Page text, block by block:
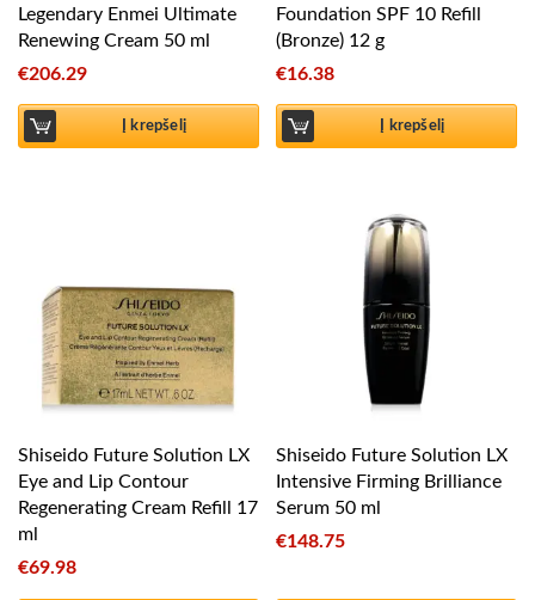
Legendary Enmei Ultimate
Renewing Cream 50 ml
€206.29
Į krepšelį
Foundation SPF 10 Refill
(Bronze) 12 g
€16.38
Į krepšelį
Shiseido Future Solution LX
Eye and Lip Contour
Regenerating Cream Refill 17
ml
€69.98
Shiseido Future Solution LX
Intensive Firming Brilliance
Serum 50 ml
€148.75